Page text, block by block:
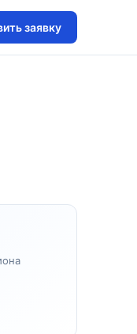
заявку